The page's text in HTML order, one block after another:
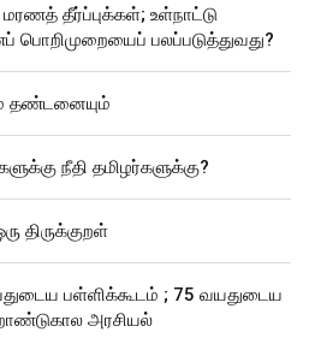
தீர்ப்புக்கள்; உள்நாட்டு
பொறிமுறையைப் பலப்படுத்துவது?
தண்டனையும்
நீதி தமிழர்களுக்கு?
திருக்குறள்
பள்ளிக்கூடம் ; 75 வயதுடைய
அரசியல்